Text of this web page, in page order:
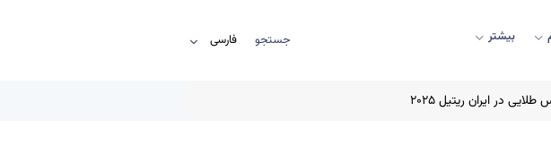
بیشتر جستجو
در ایران ریتیل ۲۰۲۵